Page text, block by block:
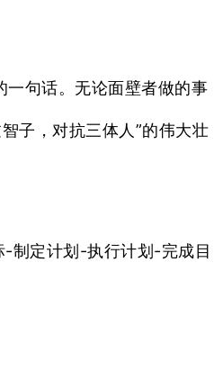
一句话。无论面壁者做的事
子，对抗三体人”的伟大壮
-制定计划-执行计划-完成目